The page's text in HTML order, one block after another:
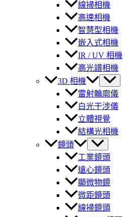
線掃相機
高速相機
智慧型相機
嵌入式相機
IR / UV 相機
高光譜相機
3D 相機
雷射輪廓儀
白光干涉儀
立體視覺
結構光相機
鏡頭
工業鏡頭
遠心鏡頭
顯微物鏡
微距鏡頭
線掃鏡頭